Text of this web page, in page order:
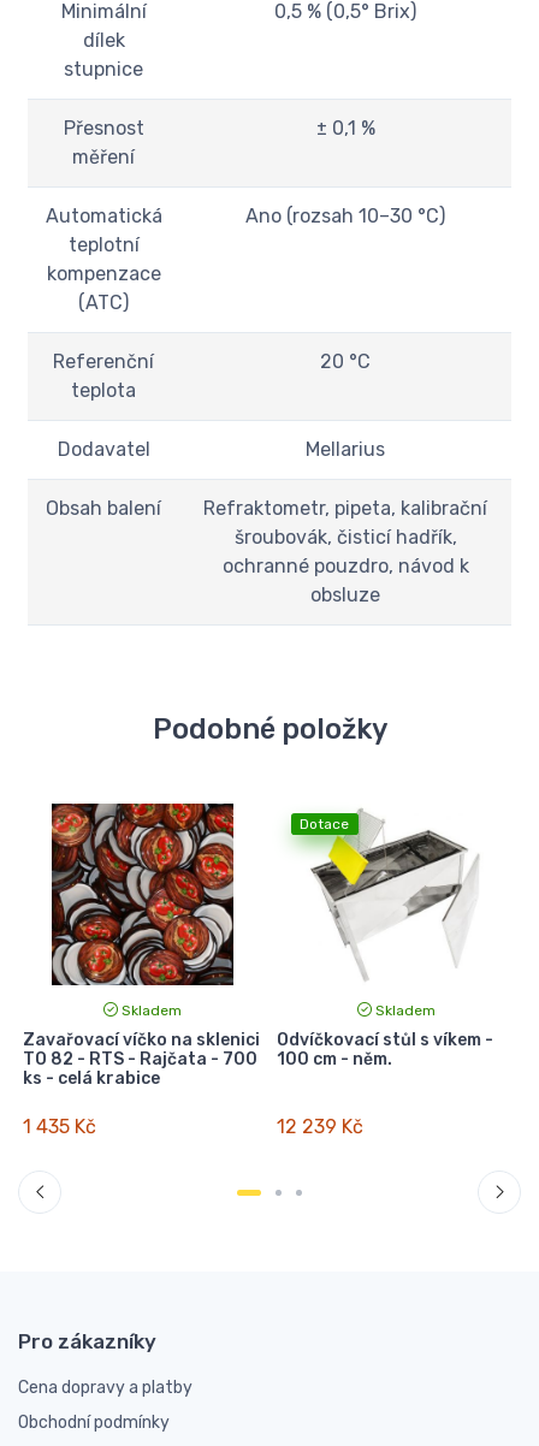
Minimální
dílek
stupnice
0,5 % (0,5° Brix)
Přesnost
měření
± 0,1 %
Automatická
teplotní
kompenzace
(ATC)
Ano (rozsah 10–30 °C)
Referenční
teplota
20 °C
Dodavatel Mellarius
Obsah balení
Refraktometr, pipeta, kalibrační
šroubovák, čisticí hadřík,
ochranné pouzdro, návod k
obsluze
Podobné položky
Skladem
Zavařovací víčko na sklenici
TO 82 - RTS - Rajčata - 700
ks - celá krabice
1 435 Kč
Dotace
Skladem
Odvíčkovací stůl s víkem -
100 cm - něm.
12 239 Kč
Pro zákazníky
Cena dopravy a platby
Obchodní podmínky